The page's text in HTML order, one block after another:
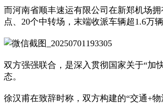
而河南省顺丰速运有限公司在新郑机场
点、20个中转场，末端收派车辆超1.6万辆
双方强强联合，是深入贯彻国家关于“加
态。
徐汉甫在致辞时称，双方构建的“交通+